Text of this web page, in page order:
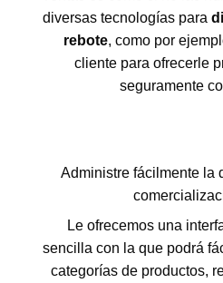
diversas tecnologías para
rebote, como por
cliente para ofrecerle
seguramente
Administre fácilmente la
Le ofrecemos una
sencilla con la que podrá
categorías de productos,